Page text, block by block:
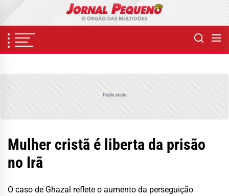
content
Publicidade
Mulher cristã é liberta da prisão
no Irã
O caso de Ghazal reflete o aumento da perseguição